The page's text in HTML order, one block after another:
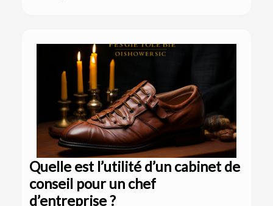
Quelle est l’utilité d’un cabinet de
conseil pour un chef
d’entreprise ?